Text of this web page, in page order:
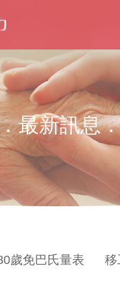
最新訊息
歲免巴氏量表 移